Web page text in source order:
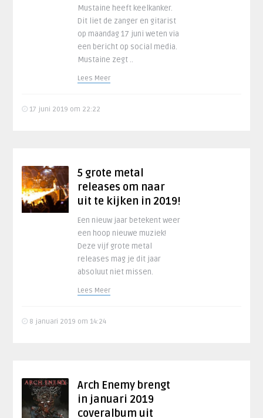
Mustaine heeft keelkanker.
Dit liet de zanger en gitarist
op maandag 17 juni weten via
een bericht op social media.
Mustaine zegt ..
Lees Meer
17 juni 2019 om 22:22
5 grote metal
releases om naar
uit te kijken in 2019!
Een nieuw jaar betekent weer
een hoop nieuwe muziek!
Deze vijf grote metal
releases mag je dit jaar
absoluut niet missen.
Lees Meer
8 januari 2019 om 14:24
Arch Enemy brengt
in januari 2019
coveralbum uit